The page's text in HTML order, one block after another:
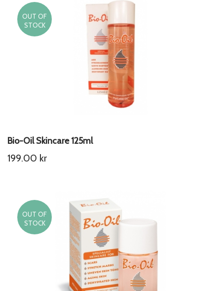
OUT OF
STOCK
Bio-Oil Skincare 125ml
199.00 kr
OUT OF
STOCK